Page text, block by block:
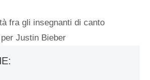
fra gli insegnanti di canto
Justin Bieber